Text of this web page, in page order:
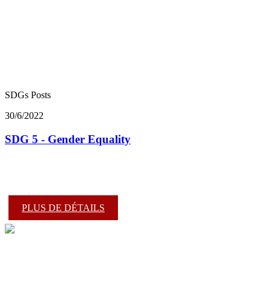
SDGs Posts
30/6/2022
SDG 5 - Gender Equality
PLUS DE DÉTAILS